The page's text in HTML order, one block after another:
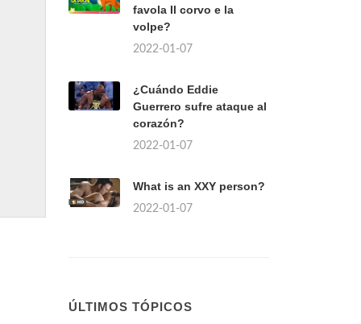
favola Il corvo e la
volpe?
2022-01-07
¿Cuándo Eddie
Guerrero sufre ataque al
corazón?
2022-01-07
What is an XXY person?
2022-01-07
ÚLTIMOS TÓPICOS